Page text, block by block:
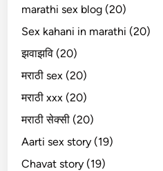
marathi sex blog (20)
Sex kahani in marathi (20)
झवाझवि (20)
मराठी sex (20)
मराठी xxx (20)
मराठी सेक्सी (20)
Aarti sex story (19)
Chavat story (19)